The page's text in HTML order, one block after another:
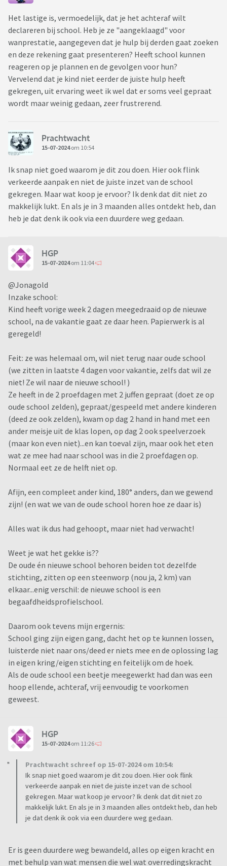
Het lastige is, vermoedelijk, dat je het achteraf wilt
declareren bij school. Heb je ze "aangeklaagd" voor
wanprestatie, aangegeven dat je hulp bij derden gaat zoeken
en deze rekening gaat presenteren? Heeft school kunnen
reageren op je plannen en de gevolgen voor hun?
Vervelend dat je kind niet eerder de juiste hulp heeft
gekregen, uit ervaring weet ik wel dat er soms veel gepraat
wordt maar weinig gedaan, zeer frustrerend.
Prachtwacht
15-07-2024om 10:54
Ik snap niet goed waarom je dit zou doen. Hier ook flink
verkeerde aanpak en niet de juiste inzet van de school
gekregen. Maar wat koop je ervoor? Ik denk dat dit niet zo
makkelijk lukt. En als je in 3 maanden alles ontdekt heb, dan
heb je dat denk ik ook via een duurdere weg gedaan.
HGP
15-07-2024om 11:04
@Jonagold
Inzake school:
Kind heeft vorige week 2 dagen meegedraaid op de nieuwe
school, na de vakantie gaat ze daar heen. Papierwerk is al
geregeld!
Feit: ze was helemaal om, wil niet terug naar oude school
(we zitten in laatste 4 dagen voor vakantie, zelfs dat wil ze
niet! Ze wil naar de nieuwe school! )
Ze heeft in de 2 proefdagen met 2 juffen gepraat (doet ze op
oude school zelden), gepraat/gespeeld met andere kinderen
(deed ze ook zelden), kwam op dag 2 hand in hand met een
ander meisje uit de klas lopen, op dag 2 ook speelverzoek
(maar kon even niet)...en kan toeval zijn, maar ook het eten
wat ze mee had naar school was in die 2 proefdagen op.
Normaal eet ze de helft niet op.
Afijn, een compleet ander kind, 180° anders, dan we gewend
zijn! (en wat we van de oude school horen hoe ze daar is)
Alles wat ik dus had gehoopt, maar niet had verwacht!
Weet je wat het gekke is??
De oude én nieuwe school behoren beiden tot dezelfde
stichting, zitten op een steenworp (nou ja, 2 km) van
elkaar...enig verschil: de nieuwe school is een
begaafdheidsprofielschool.
Daarom ook tevens mijn ergernis:
School ging zijn eigen gang, dacht het op te kunnen lossen,
luisterde niet naar ons/deed er niets mee en de oplossing lag
in eigen kring/eigen stichting en feitelijk om de hoek.
Als de oude school een beetje meegewerkt had dan was een
hoop ellende, achteraf, vrij eenvoudig te voorkomen
geweest.
HGP
15-07-2024om 11:26
Prachtwacht schreef op 15-07-2024 om 10:54:
Ik snap niet goed waarom je dit zou doen. Hier ook flink
verkeerde aanpak en niet de juiste inzet van de school
gekregen. Maar wat koop je ervoor? Ik denk dat dit niet zo
makkelijk lukt. En als je in 3 maanden alles ontdekt heb, dan heb
je dat denk ik ook via een duurdere weg gedaan.
Er is geen duurdere weg bewandeld, alles op eigen kracht en
met behulp van wat mensen die wel wat overredingskracht